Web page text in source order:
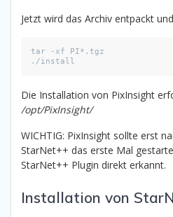
Jetzt wird das Archiv entpackt
tar -xf PI*.tgz
./install
Die Installation von PixInsight
/opt/PixInsight/
WICHTIG: PixInsight sollte erst
StarNet++ das erste Mal
StarNet++ Plugin direkt erkannt.
Installation von